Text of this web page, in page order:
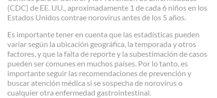
(CDC) de EE. UU., aproximadamente 1 de cada 6 niños en los
Estados Unidos contrae norovirus antes de los 5 años.
Es importante tener en cuenta que las estadísticas pueden
variar según la ubicación geográfica, la temporada y otros
factores, y que la falta de reporte y la subestimación de casos
pueden ser comunes en muchos países. Por lo tanto, es
importante seguir las recomendaciones de prevención y
buscar atención médica si se sospecha de norovirus o
cualquier otra enfermedad gastrointestinal.